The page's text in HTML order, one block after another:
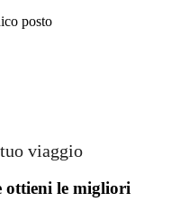
posto
viaggio
ottieni le migliori